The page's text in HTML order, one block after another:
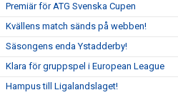
Premiär för ATG Svenska Cupen
Kvällens match sänds på webben!
Säsongens enda Ystadderby!
Klara för gruppspel i European League
Hampus till Ligalandslaget!